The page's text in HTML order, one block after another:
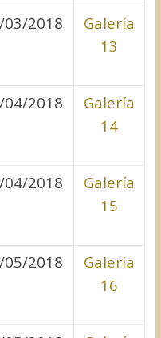
03/2018
Galería
13
04/2018
Galería
14
04/2018
Galería
15
05/2018
Galería
16